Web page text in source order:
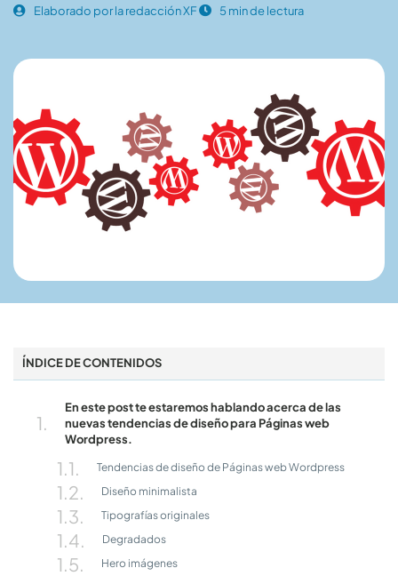
Elaborado por la redacción XF 5 min de lectura
ÍNDICE DE CONTENIDOS
En este post te estaremos hablando acerca de las
nuevas tendencias de diseño para Páginas web
Wordpress.
Tendencias de diseño de Páginas web Wordpress
Diseño minimalista
Tipografías originales
Degradados
Hero imágenes